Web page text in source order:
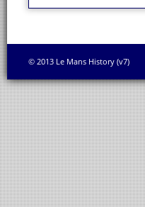
© 2013 Le Mans History (v7)